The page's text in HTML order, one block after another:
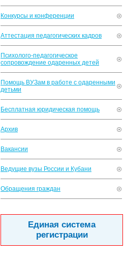
Конкурсы и конференции
Аттестация педагогических кадров
Психолого-педагогическое
сопровождение одаренных детей
Помощь ВУЗам в работе с одаренными
детьми
Бесплатная юридическая помощь
Архив
Вакансии
Ведущие вузы России и Кубани
Обращения граждан
Единая система
регистрации